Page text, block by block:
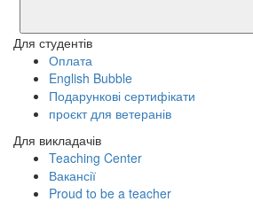
Для студентів
Оплата
English Bubble
Подарункові сертифікати
проєкт для ветеранів
Для викладачів
Teaching Center
Вакансії
Proud to be a teacher